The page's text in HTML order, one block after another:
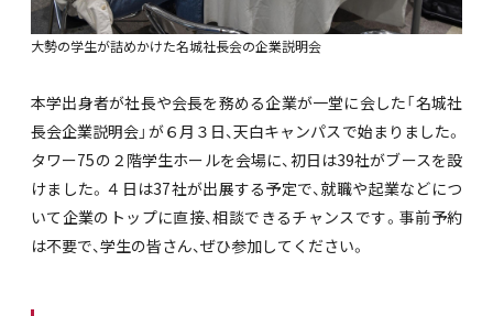
大勢の学生が詰めかけた名城社長会の企業説明会
本学出身者が社長や会長を務める企業が一堂に会した「名城社
長会企業説明会」が６月３日、天白キャンパスで始まりました。
タワー75の２階学生ホールを会場に、初日は39社がブースを設
けました。４日は37社が出展する予定で、就職や起業などにつ
いて企業のトップに直接、相談できるチャンスです。事前予約
は不要で、学生の皆さん、ぜひ参加してください。